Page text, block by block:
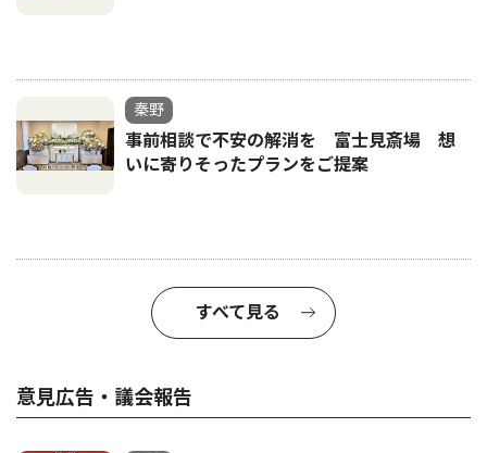
秦野
事前相談で不安の解消を 富士見斎場 想
いに寄りそったプランをご提案
すべて見る
意見広告・議会報告